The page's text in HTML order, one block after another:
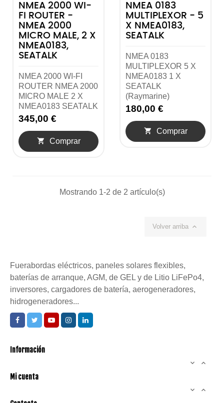
NMEA 2000 WI-
FI ROUTER -
NMEA 2000
MICRO MALE, 2 X
NMEA0183,
SEATALK
NMEA 2000 WI-FI
ROUTER NMEA 2000
MICRO MALE 2 X
NMEA0183 SEATALK
345,00 €
 Comprar
NMEA 0183
MULTIPLEXOR - 5
X NMEA0183,
SEATALK
NMEA 0183
MULTIPLEXOR 5 X
NMEA0183 1 X
SEATALK
(Raymarine)
180,00 €
 Comprar
Mostrando 1-2 de 2 artículo(s)
Volver arriba 
Fuerabordas eléctricos, paneles solares flexibles,
baterías de arranque, AGM, de GEL y de Litio LiFePo4,
inversores, cargadores de batería, aerogeneradores,
hidrogeneradores...
Información
 
Mi cuenta
 